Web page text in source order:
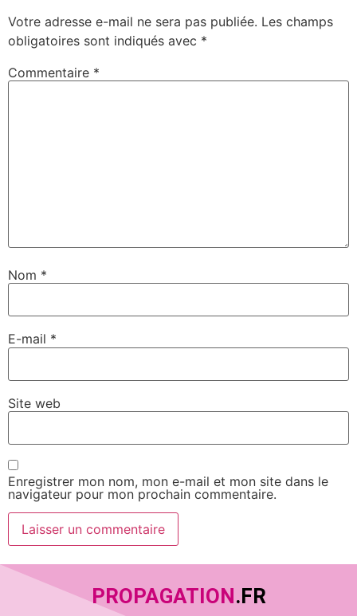
Votre adresse e-mail ne sera pas publiée. Les champs
obligatoires sont indiqués avec *
Commentaire *
Nom *
E-mail *
Site web
Enregistrer mon nom, mon e-mail et mon site dans le
navigateur pour mon prochain commentaire.
PROPAGATION.FR